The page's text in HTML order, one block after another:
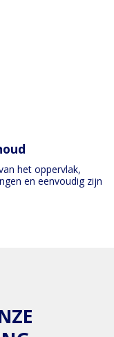
het oppervlak,
en eenvoudig zijn